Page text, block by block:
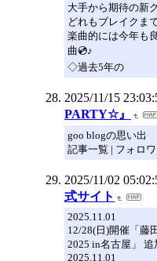
大手から期待の新
どれもブレイクま
楽曲的には今年も
曲💿♪
◇過去5年の
2025/11/15
PARTY☆』
goo blogの思い出
記事一覧 | フォロ
2025/11/02
式サイト
2025.11.01
12/28(日)開催「藤
2025 in名古屋」
2025.11.01